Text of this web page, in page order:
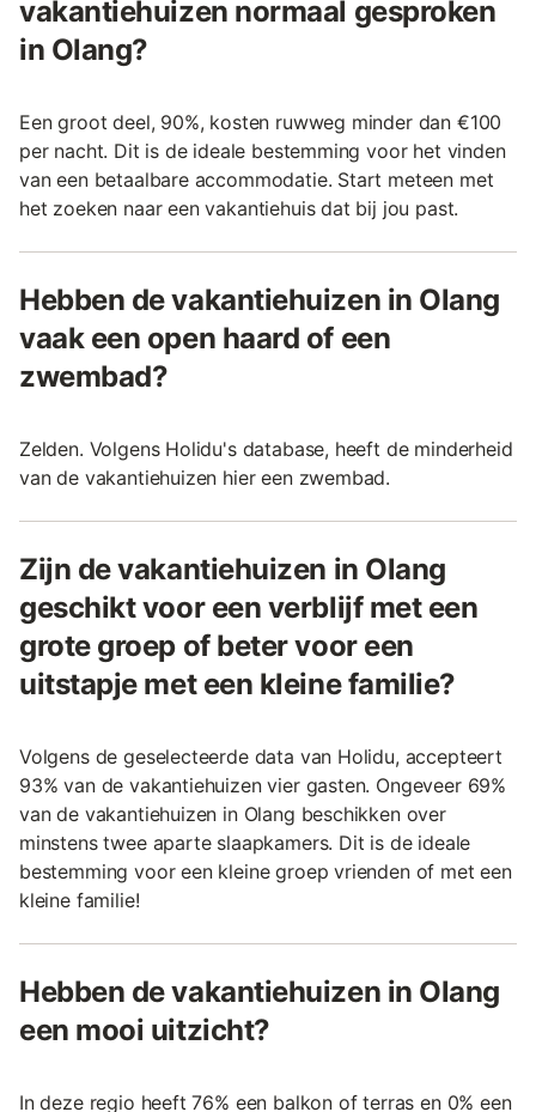
vakantiehuizen normaal gesproken
in Olang?
Een groot deel, 90%, kosten ruwweg minder dan €100
per nacht. Dit is de ideale bestemming voor het vinden
van een betaalbare accommodatie. Start meteen met
het zoeken naar een vakantiehuis dat bij jou past.
Hebben de vakantiehuizen in Olang
vaak een open haard of een
zwembad?
Zelden. Volgens Holidu's database, heeft de minderheid
van de vakantiehuizen hier een zwembad.
Zijn de vakantiehuizen in Olang
geschikt voor een verblijf met een
grote groep of beter voor een
uitstapje met een kleine familie?
Volgens de geselecteerde data van Holidu, accepteert
93% van de vakantiehuizen vier gasten. Ongeveer 69%
van de vakantiehuizen in Olang beschikken over
minstens twee aparte slaapkamers. Dit is de ideale
bestemming voor een kleine groep vrienden of met een
kleine familie!
Hebben de vakantiehuizen in Olang
een mooi uitzicht?
In deze regio heeft 76% een balkon of terras en 0% een